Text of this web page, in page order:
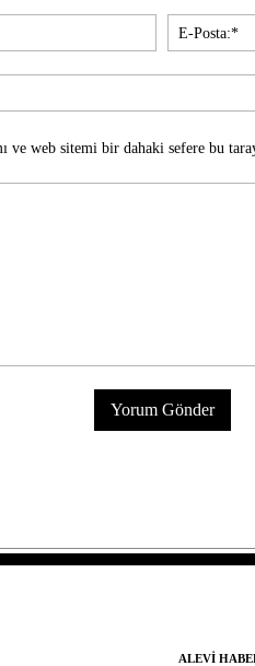
İsim:*
ve web sitemi bir dahaki sefere bu
ALEVI